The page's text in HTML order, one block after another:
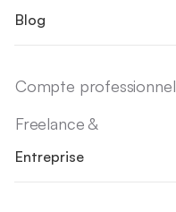
Blog
Compte professionnel
Freelance &
Entreprise